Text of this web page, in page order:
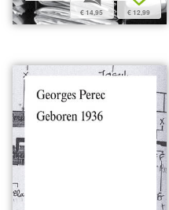
€ 14,95 € 12,99